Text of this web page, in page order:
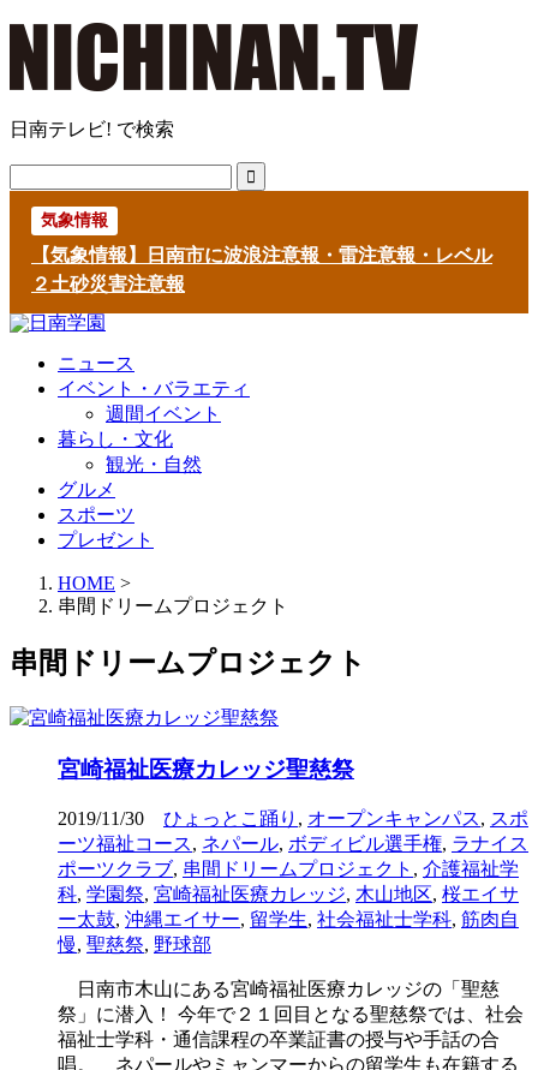
日南テレビ! で検索
気象情報
【気象情報】日南市に波浪注意報・雷注意報・レベル
２土砂災害注意報
ニュース
イベント・バラエティ
週間イベント
暮らし・文化
観光・自然
グルメ
スポーツ
プレゼント
HOME >
串間ドリームプロジェクト
串間ドリームプロジェクト
宮崎福祉医療カレッジ聖慈祭
2019/11/30 ひょっとこ踊り , オープンキャンパス, スポ
ーツ福祉コース, ネパール, ボディビル選手権, ラナイス
ポーツクラブ, 串間ドリームプロジェクト , 介護福祉学
科, 学園祭, 宮崎福祉医療カレッジ, 木山地区, 桜エイサ
ー太鼓, 沖縄エイサー, 留学生, 社会福祉士学科, 筋肉自
慢, 聖慈祭, 野球部
日南市木山にある宮崎福祉医療カレッジの「聖慈
祭」に潜入！ 今年で２１回目となる聖慈祭では、社会
福祉士学科・通信課程の卒業証書の授与や手話の合
唱。 ネパールやミャンマーからの留学生も在籍する